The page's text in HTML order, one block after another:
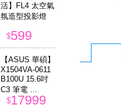
活】FL4 太空氣
氛造型投影燈
$599
【ASUS 華碩】
X1504VA-0611
B100U 15.6吋
C3 筆電 ...
$17999